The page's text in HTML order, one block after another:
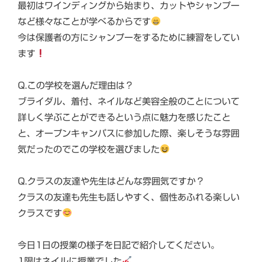
最初はワインディングから始まり、カットやシャンプー
など様々なことが学べるからです
今は保護者の方にシャンプーをするために練習をしてい
ます
Q.この学校を選んだ理由は？
ブライダル、着付、ネイルなど美容全般のことについて
詳しく学ぶことができるという点に魅力を感じたこと
と、オープンキャンパスに参加した際、楽しそうな雰囲
気だったのでこの学校を選びました
Q.クラスの友達や先生はどんな雰囲気ですか？
クラスの友達も先生も話しやすく、個性あふれる楽しい
クラスです
今日1日の授業の様子を日記で紹介してください。